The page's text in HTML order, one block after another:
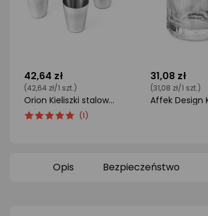
42,64 zł
(42,64 zł/1 szt.)
Orion Kieliszki stalowe 30ml 4 szt + pokrowiec uniwersalny
ocena
Ocena
(1)
31,08 zł
(31,08 zł/1 szt.)
Opis Bezpieczeństwo